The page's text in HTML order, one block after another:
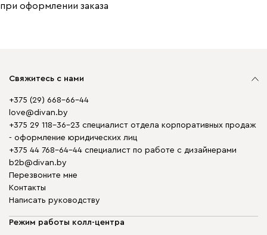
при оформлении заказа
Свяжитесь с нами
+375 (29) 668-66-44
love@divan.by
+375 29 118-36-23 специалист отдела корпоративных продаж
- оформление юридических лиц
+375 44 768-64-44 специалист по работе с дизайнерами
b2b@divan.by
Перезвоните мне
Контакты
Написать руководству
Режим работы колл-центра